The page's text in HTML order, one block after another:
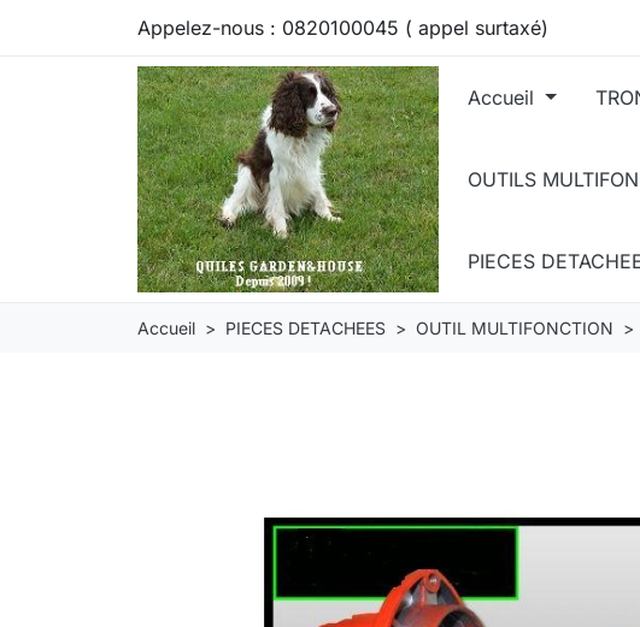
Appelez-nous : 0820100045 ( appel surtaxé)
Accueil
OUTILS
PIECES
Accueil PIECES DETACHEES OUTIL MULTIFONCTION